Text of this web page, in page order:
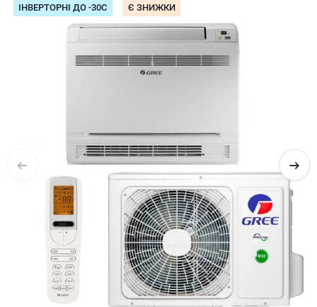
ІНВЕРТОРНІ ДО -30С Є ЗНИЖКИ